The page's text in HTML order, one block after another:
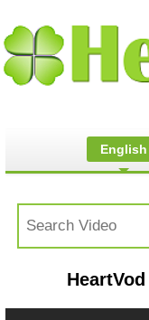
English